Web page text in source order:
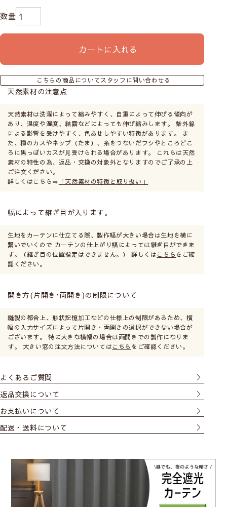
カートに入れる
こちらの商品についてスタッフに問い合わせる
天然素材の注意点
天然素材は洗濯によって縮みやすく、自重によって伸びる傾向が
あり、温度や湿度、結露などによっても伸び縮みします。 紫外線
による影響を受けやすく、色あせしやすい特徴があります。 ま
た、種のカスやネップ（たま）、糸をつないだフシやところどこ
ろに黒っぽいカスが見受けられる場合があります。 これらは天然
素材の特性の為、返品・交換の対象外となりますのでご了承の上
ご注文ください。
詳しくはこちら⇒ 「天然素材の特徴と取り扱い」
幅によって継ぎ目が入ります。
生地をカーテンに仕立てる際、製作幅が大きい場合は生地を横に
繋いでいくので カーテンの仕上がり幅によっては継ぎ目ができま
す。（継ぎ目の位置指定はできません。） 詳しくはこちら をご確
認ください。
開き方(片開き･両開き)の制限について
縫製の都合上、形状記憶加工などの仕様上の制限があるため、横
幅の入力サイズによって片開き・両開きの選択ができない場合が
ございます。 特に大きな横幅の場合は両開きでの製作になりま
す。 大きい窓の注文方法についてはこちら をご確認ください。
よくあるご質問
返品交換について
お支払いについて
配送・送料について